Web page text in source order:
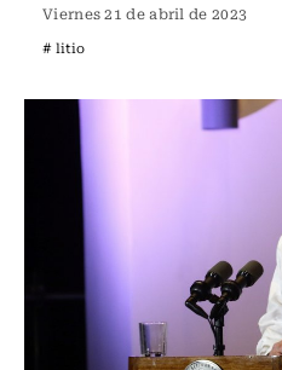
Viernes 21 de abril de 2023
# litio